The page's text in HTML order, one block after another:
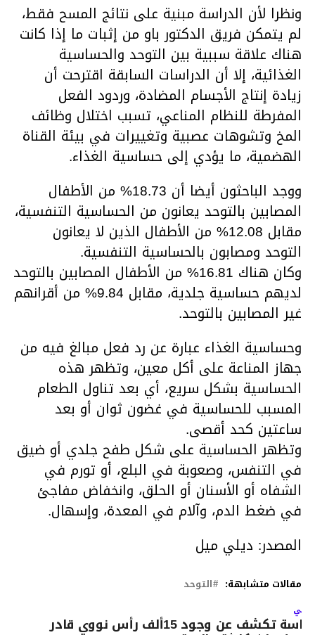
ونظرا لأن الدراسة مبنية على نتائج المسح فقط،
لم يتمكن فريق الدكتور باو من إثبات ما إذا كانت
هناك علاقة سببية بين التوحد والحساسية
الغذائية، إلا أن الدراسات السابقة اقترحت أن
زيادة إنتاج الأجسام المضادة، وردود الفعل
المفرطة للنظام المناعي، تسبب اختلال وظائف
المخ وتشوهات عصبية وتغييرات في بيئة القناة
الهضمية، ما يؤدي إلى حساسية الغذاء.
ووجد الباحثون أيضا أن 18.73% من الأطفال
المصابين بالتوحد يعانون من الحساسية التنفسية،
مقابل 12.08% من الأطفال الذين لا يعانون
التوحد ومصابون بالحساسية التنفسية.
وكان هناك 16.81% من الأطفال المصابين بالتوحد
لديهم حساسية جلدية، مقابل 9.84% من أقرانهم
غير المصابين بالتوحد.
وحساسية الغذاء عبارة عن رد فعل مبالغ فيه من
جهاز المناعة على أكل معين، وتظهر هذه
الحساسية بشكل سريع، أي بعد تناول الطعام
المسبب للحساسية في غضون ثوان أو بعد
ساعتين كحد أقصى.
وتظهر الحساسية على شكل طفح جلدي أو ضيق
في التنفس، وصعوبة في البلع، أو تورم في
الشفاه أو الأسنان أو الحلق، وانخفاض مفاجئ
في ضغط الدم، وآلام في المعدة، وإسهال.
المصدر: ديلي ميل
مقالات متشابهة: التوحد
دراسة تكشف عن وجود 15ألف رأس نووي قادر